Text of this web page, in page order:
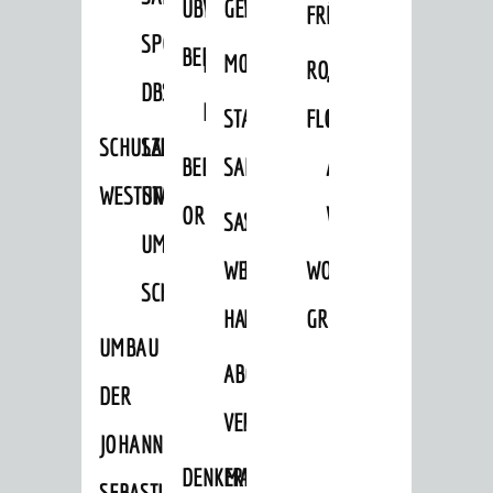
SPORTHALLE
DBS
SCHULZENTRUM
WESTSTADT
SANIERUNG-
UND
UMBAUMASSNAHME S
CHLOSS
UMBAU
DER
JOHANN-
ÜBER
BEBAUUNGSPLÄNE
VERFAHREN
BEBAUUNGSPLÄNE
KERNSTADT
BEBAUUNGSPLÄNE
ORTSTEILE
EINZELHANDELSKONZEPT
MOBILFUNKKONZEPT
LÄRMAKTIONSPLAN
STADTERNEUERUNG/-
SANIERUNG
SANIERUNG
WESTLICH
HAUPTBAHNHOF
SANIERUNGSGEBIET
HILDEBRANDSCHE
MÜHLE
ABGESCHLOSSENE
VERFAHREN
DENKMALSCHUTZ
ERHALTUNGSSATZUNGEN
FRÜHLING
HERBST
RODENSTEINER
FLOHMARKT
„WOINEM
LIVE“
AM
WINDECKPLATZ
WOCHENMARKT
GROOVE